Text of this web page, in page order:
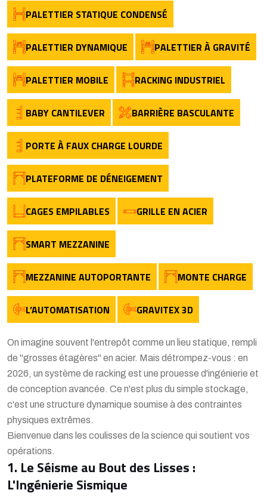
PALETTIER STATIQUE CONDENSÉ
PALETTIER DYNAMIQUE PALETTIER À GRAVITÉ
PALETTIER MOBILE RACKING INDUSTRIEL
BABY CANTILEVER BARRIÈRE BASCULANTE
PORTE À FAUX CHARGE LOURDE
PLATEFORME DE DÉNEIGEMENT
CAGES EMPILABLES GRILLE EN ACIER
SMART MEZZANINE
MEZZANINE AUTOPORTANTE MONTE CHARGE
L’AUTOMATISATION GRAVITEX 3D
On imagine souvent l'entrepôt comme un lieu statique, rempli
de "grosses étagères" en acier. Mais détrompez-vous : en
2026, un système de racking est une prouesse d'ingénierie et
de conception avancée. Ce n'est plus du simple stockage,
c'est une structure dynamique soumise à des contraintes
physiques extrêmes.
Bienvenue dans les coulisses de la science qui soutient vos
opérations.
1. Le Séisme au Bout des Lisses :
L'Ingénierie Sismique